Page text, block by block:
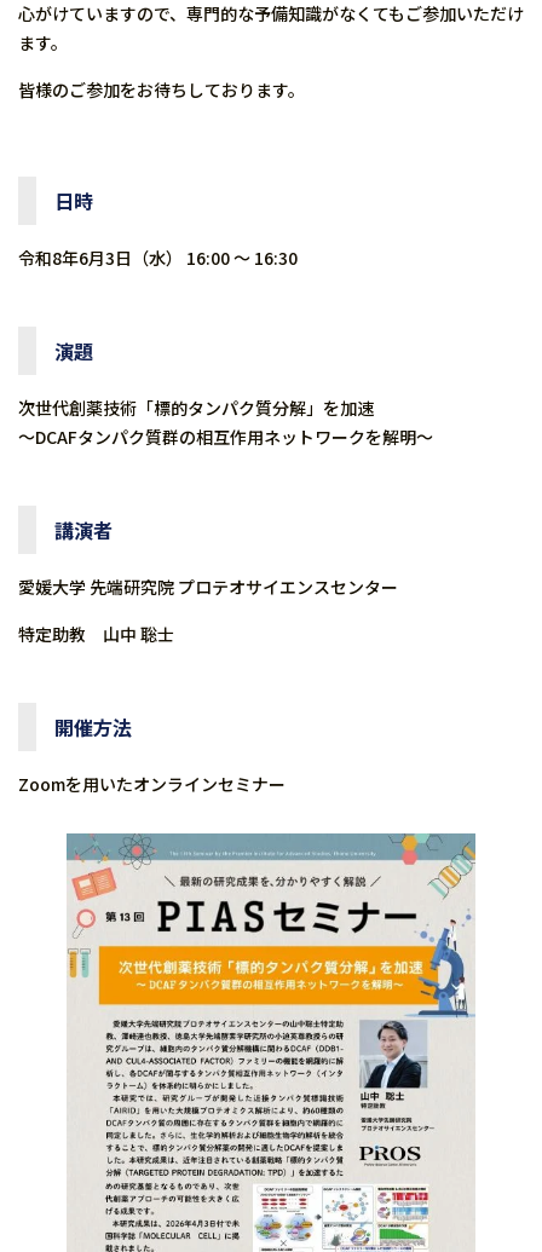
心がけていますので、専門的な予備知識がなくてもご参加いただけ
ます。
皆様のご参加をお待ちしております。
日時
令和8年6月3日（水） 16:00 ～ 16:30
演題
次世代創薬技術「標的タンパク質分解」を加速
～DCAFタンパク質群の相互作用ネットワークを解明～
講演者
愛媛大学 先端研究院 プロテオサイエンスセンター
特定助教 山中 聡士
開催方法
Zoomを用いたオンラインセミナー